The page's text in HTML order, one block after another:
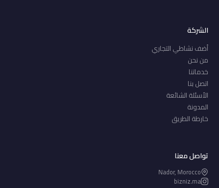
الشركة
أضف نشاطي التجاري
من نحن
خدماتنا
اتصل بنا
الأسئلة الشائعة
المدونة
خارطة الطريق
تواصل معنا
Nador, Morocco
bizniz.ma